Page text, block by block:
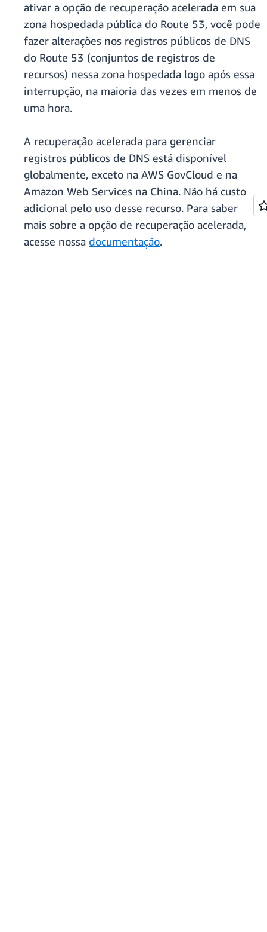
ativar a opção de recuperação acelerada em sua
zona hospedada pública do Route 53, você pode
fazer alterações nos registros públicos de DNS
do Route 53 (conjuntos de registros de
recursos) nessa zona hospedada logo após essa
interrupção, na maioria das vezes em menos de
uma hora.
A recuperação acelerada para gerenciar
registros públicos de DNS está disponível
globalmente, exceto na AWS GovCloud e na
Amazon Web Services na China. Não há custo
adicional pelo uso desse recurso. Para saber
mais sobre a opção de recuperação acelerada,
acesse nossa documentação.